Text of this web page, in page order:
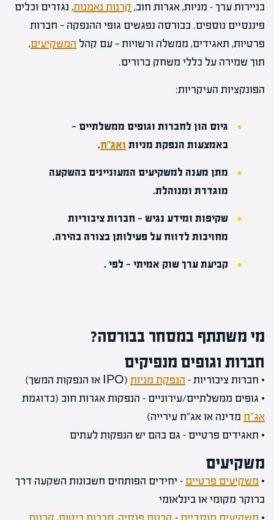
בניירות ערך – מניות, אגרות חוב, קרנות נאמנות, נגזרים וכלים
פיננסיים נוספים. בבורסה נפגשים גופי ההנפקה — חברות
פרטיות, תאגידים, ממשלה ורשויות — עם קהל המשקיעים,
תוך שמירה על כללי משחק ברורים.
הפונקציות העיקריות:
גיוס הון לחברות וגופים ממשלתיים —
באמצעות הנפקת מניות ואג"ח.
מתן מענה למשקיעים המעוניינים בהשקעה
מוגדרת ומנוהלת.
שקיפות ומידע נגיש — חברות ציבוריות
מחויבות לדווח על פעילותן בצורה בהירה.
קביעת ערך שוק אמיתי — לפי .
מי משתתף במסחר בבורסה?
חברות וגופים מנפיקים
• חברות ציבוריות – הנפקת מניות (IPO או הנפקות המשך)
• גופים ממשלתיים/עירוניים – הנפקות אגרות חוב (כדוגמת
אג"ח מדינה או אג"ח עירייה)
• תאגידים פרטיים – גם בהם יש הנפקות לעתים
משקיעים
• משקיעים פרטיים – יחידים הפותחים חשבונות השקעה דרך
ברוקר מקומי או בינלאומי